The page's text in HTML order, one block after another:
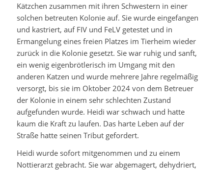
Kätzchen zusammen mit ihren Schwestern in einer
solchen betreuten Kolonie auf. Sie wurde eingefangen
und kastriert, auf FIV und FeLV getestet und in
Ermangelung eines freien Platzes im Tierheim wieder
zurück in die Kolonie gesetzt. Sie war ruhig und sanft,
ein wenig eigenbrötlerisch im Umgang mit den
anderen Katzen und wurde mehrere Jahre regelmäßig
versorgt, bis sie im Oktober 2024 von dem Betreuer
der Kolonie in einem sehr schlechten Zustand
aufgefunden wurde. Heidi war schwach und hatte
kaum die Kraft zu laufen. Das harte Leben auf der
Straße hatte seinen Tribut gefordert.
Heidi wurde sofort mitgenommen und zu einem
Nottierarzt gebracht. Sie war abgemagert, dehydriert,